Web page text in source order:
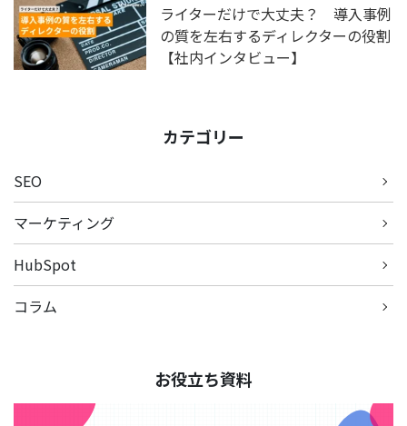
ライターだけで大丈夫？ 導入事例
の質を左右するディレクターの役割
【社内インタビュー】
カテゴリー
SEO
マーケティング
HubSpot
コラム
お役立ち資料